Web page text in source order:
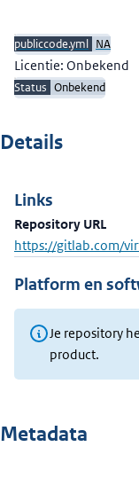
publiccode.yml NA
Licentie: Onbekend
Status Onbekend
Details
Links
Repository URL
https://gitlab.com/
Platform en
Je repository
product.
Metadata